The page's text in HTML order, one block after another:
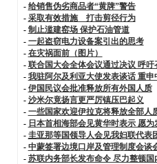
- 给销售伪劣商品者“黄牌”警告
- 采取有效措施 打击剪径行为
- 制止滥建窑场 保护石油管道
- 一起盗窃电力设备案引出的思考
- 在灾祸面前（图片）
- 联合国大会全体会议通过决议 呼
- 我驻阿尔及利亚大使发表谈话 重
- 伊国民议会批准释放所有外国人质
- 沙米尔竟扬言更严厉镇压巴起义
- 一些国家欢迎伊拉克将释放全部人
- 日本首相海部会见黄华时表示 愿
- 圭亚那等国领导人会见我妇联代表
- 中蒙签署边境口岸及管理制度会谈
- 苏联内务部长发布命令 尽力整顿国